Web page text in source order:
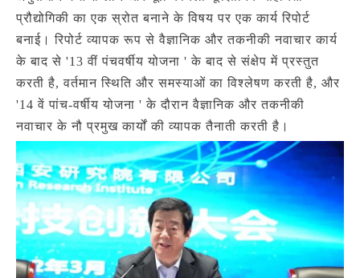
प्रौद्योगिकी का एक स्रोत बनाने के विषय पर एक कार्य रिपोर्ट
बनाई। रिपोर्ट व्यापक रूप से वैज्ञानिक और तकनीकी नवाचार कार्य
के बाद से '13 वीं पंचवर्षीय योजना ' के बाद से संक्षेप में प्रस्तुत
करती है, वर्तमान स्थिति और समस्याओं का विश्लेषण करती है, और
'14 वें पांच-वर्षीय योजना ' के दौरान वैज्ञानिक और तकनीकी
नवाचार के नौ प्रमुख कार्यों की व्यापक तैनाती करती है।